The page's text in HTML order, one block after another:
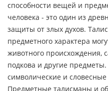
способности вещей и
человека - это один из
защиты от злых духов.
предметного характера
животного происхождения,
подкова и другие
символические и
Предметные талисманы и